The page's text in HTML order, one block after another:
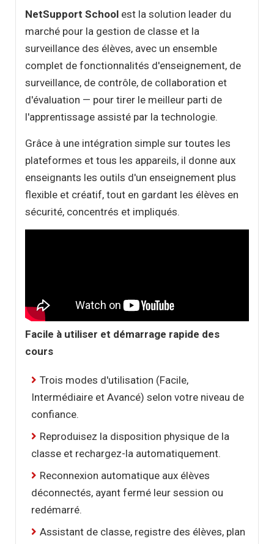
NetSupport School est la solution leader du
marché pour la gestion de classe et la
surveillance des élèves, avec un ensemble
complet de fonctionnalités d'enseignement, de
surveillance, de contrôle, de collaboration et
d'évaluation — pour tirer le meilleur parti de
l'apprentissage assisté par la technologie.
Grâce à une intégration simple sur toutes les
plateformes et tous les appareils, il donne aux
enseignants les outils d'un enseignement plus
flexible et créatif, tout en gardant les élèves en
sécurité, concentrés et impliqués.
Facile à utiliser et démarrage rapide des
cours
Trois modes d'utilisation (Facile,
Intermédiaire et Avancé) selon votre niveau de
confiance.
Reproduisez la disposition physique de la
classe et rechargez-la automatiquement.
Reconnexion automatique aux élèves
déconnectés, ayant fermé leur session ou
redémarré.
Assistant de classe, registre des élèves, plan